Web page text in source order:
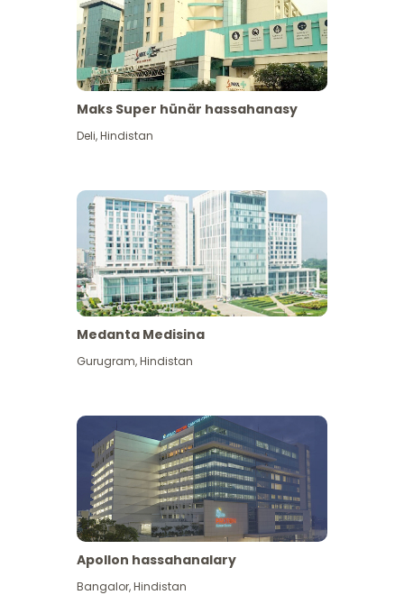
Has giňişleýin gör
Maks Super hünär hassahanasy
Deli,Hindistan
Medanta Medisina
Gurugram,Hindistan
Apollon hassahanalary
Bangalor,Hindistan